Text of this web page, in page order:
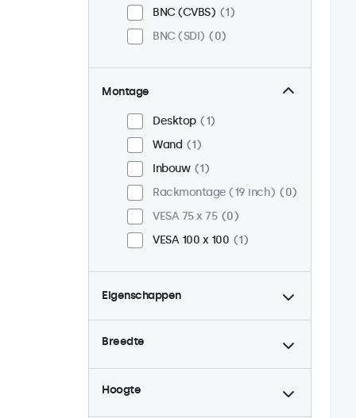
BNC (CVBS)
1
BNC (SDI)
0
Montage
Desktop
1
Wand
1
Inbouw
1
Rackmontage (19 inch)
0
VESA 75 x 75
0
VESA 100 x 100
1
Eigenschappen
4:3 / 5:4
0
Dimbaar
1
Continu gebruik (24/7)
1
Breedte
Hoogte